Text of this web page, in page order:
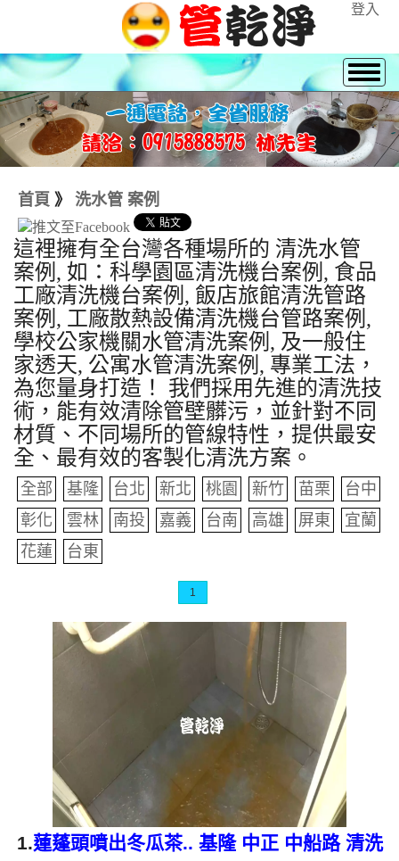
登入
首頁 》 洗水管 案例
這裡擁有全台灣各種場所的 清洗水管
案例, 如：科學園區清洗機台案例, 食品
工廠清洗機台案例, 飯店旅館清洗管路
案例, 工廠散熱設備清洗機台管路案例,
學校公家機關水管清洗案例, 及一般住
家透天, 公寓水管清洗案例, 專業工法，
為您量身打造！ 我們採用先進的清洗技
術，能有效清除管壁髒污，並針對不同
材質、不同場所的管線特性，提供最安
全、最有效的客製化清洗方案。
全部 基隆 台北 新北 桃園 新竹 苗栗
台中
彰化
雲林 南投 嘉義 台南 高雄 屏東
宜蘭
花蓮
台東
1
1.蓮蓬頭噴出冬瓜茶.. 基隆 中正 中船路 清洗